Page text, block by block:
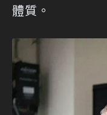
體質。